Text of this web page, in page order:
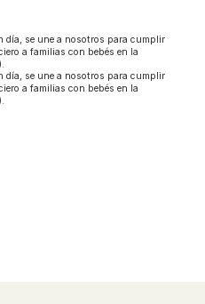
día, se une a nosotros para cumplir
a familias con bebés en la
día, se une a nosotros para cumplir
a familias con bebés en la